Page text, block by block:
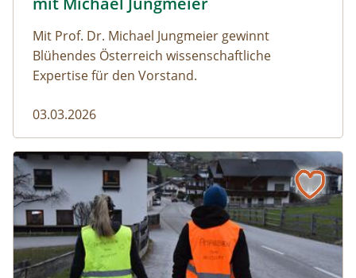
Mit Prof. Dr. Michael Jungmeier gewinnt
Blühendes Österreich wissenschaftliche
Expertise für den Vorstand.
03.03.2026
Der steile Weg in die Freiheit